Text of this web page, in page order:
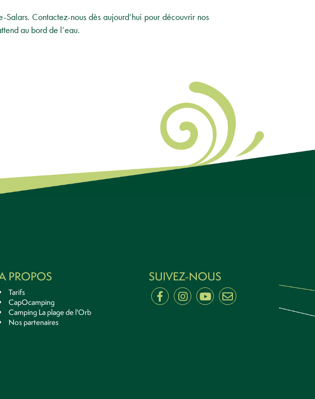
Salars. Contactez-nous dès aujourd’hui pour découvrir nos
au bord de l’eau.
PROPOS
Tarifs
CapOcamping
Camping La plage de l'Orb
Nos partenaires
SUIVEZ-NOUS